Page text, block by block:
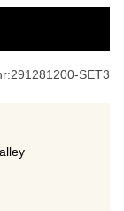
291281200-SET3